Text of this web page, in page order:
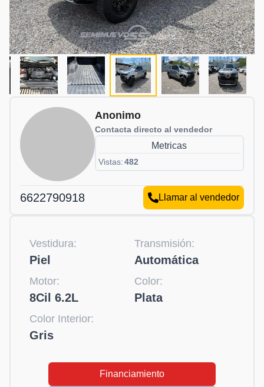
Anonimo
Contacta directo al vendedor
Metricas
Vistas:482
6622790918 Llamar al vendedor
Vestidura:
Piel
Transmisión:
Automática
Motor:
8Cil 6.2L
Color:
Plata
Color Interior:
Gris
Financiamiento